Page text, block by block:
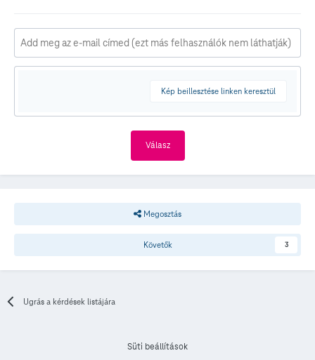
Kép beillesztése linken keresztül
Válasz
Megosztás
Követők 3
Ugrás a kérdések listájára
Süti beállítások